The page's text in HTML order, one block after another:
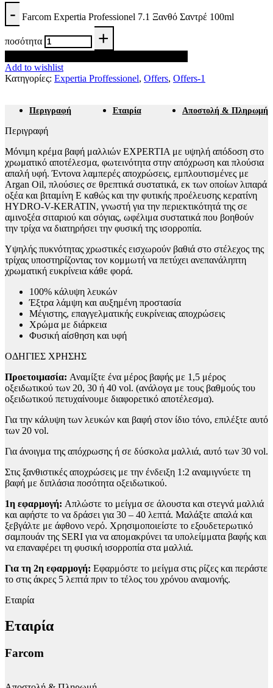
Farcom Expertia Professionel 7.1 Ξανθό Σαντρέ 100ml
ποσότητα
Add to wishlist
Κατηγορίες: Expertia Proffessionel, Offers, Offers-1
Περιγραφή Εταιρία Αποστολή & Πληρωμή
Περιγραφή
Μόνιμη κρέμα βαφή μαλλιών EXPERTIA με υψηλή απόδοση στο
χρωματικό αποτέλεσμα, φωτεινότητα στην απόχρωση και πλούσια
απαλή υφή. Έντονα λαμπερές αποχρώσεις, εμπλουτισμένες με
Argan Oil, πλούσιες σε θρεπτικά συστατικά, εκ των οποίων λιπαρά
οξέα και βιταμίνη Ε καθώς και την φυτικής προέλευσης κερατίνη
HYDRO-V-KERATIN, γνωστή για την περιεκτικότητά της σε
αμινοξέα σιταριού και σόγιας, ωφέλιμα συστατικά που βοηθούν
την τρίχα να διατηρήσει την φυσική της ισορροπία.
Υψηλής πυκνότητας χρωστικές εισχωρούν βαθιά στο στέλεχος της
τρίχας υποστηρίζοντας τον κομμωτή να πετύχει ανεπανάληπτη
χρωματική ευκρίνεια κάθε φορά.
100% κάλυψη λευκών
Έξτρα λάμψη και αυξημένη προστασία
Μέγιστης, επαγγελματικής ευκρίνειας αποχρώσεις
Χρώμα με διάρκεια
Φυσική αίσθηση και υφή
ΟΔΗΓΙΕΣ ΧΡΗΣΗΣ
Προετοιμασία: Αναμίξτε ένα μέρος βαφής με 1,5 μέρος
οξειδωτικού των 20, 30 ή 40 vol. (ανάλογα με τους βαθμούς του
οξειδωτικού πετυχαίνουμε διαφορετικό αποτέλεσμα).
Για την κάλυψη των λευκών και βαφή στον ίδιο τόνο, επιλέξτε αυτό
των 20 vol.
Για άνοιγμα της απόχρωσης ή σε δύσκολα μαλλιά, αυτό των 30 vol.
Στις ξανθιστικές αποχρώσεις με την ένδειξη 1:2 αναμιγνύετε τη
βαφή με διπλάσια ποσότητα οξειδωτικού.
1η εφαρμογή: Απλώστε το μείγμα σε άλουστα και στεγνά μαλλιά
και αφήστε το να δράσει για 30 – 40 λεπτά. Μαλάξτε απαλά και
ξεβγάλτε με άφθονο νερό. Χρησιμοποιείστε το εξουδετερωτικό
σαμπουάν της SERI για να απομακρύνει τα υπολείμματα βαφής και
να επαναφέρει τη φυσική ισορροπία στα μαλλιά.
Για τη 2η εφαρμογή: Εφαρμόστε το μείγμα στις ρίζες και περάστε
το στις άκρες 5 λεπτά πριν το τέλος του χρόνου αναμονής.
Εταιρία
Εταιρία
Farcom